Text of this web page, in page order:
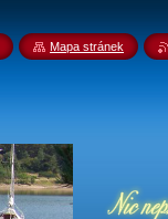
Mapa stránek